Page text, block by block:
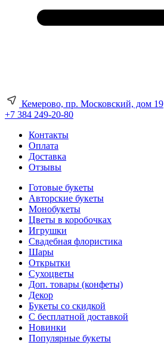
Кемерово, пр. Московский, дом 19
+7 384 249-20-80
Контакты
Оплата
Доставка
Отзывы
Готовые букеты
Авторские букеты
Монобукеты
Цветы в коробочках
Игрушки
Свадебная флористика
Шары
Открытки
Сухоцветы
Доп. товары (конфеты)
Декор
Букеты со скидкой
С бесплатной доставкой
Новинки
Популярные букеты